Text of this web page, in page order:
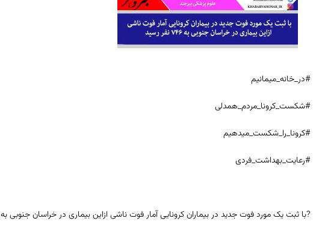
#در_خانه_میمانیم
#شکست_کرونا_مردم_همدلی
#کرونا_را_شکست_میدهیم
#رعایت_بهداشت_فردی
?با ثبت یک مورد فوت جدید در بیماران کرونایی آمار فوت ناشی ازاین بیماری در خراسان جنوبی به ۷۴۶ نفر رسید.